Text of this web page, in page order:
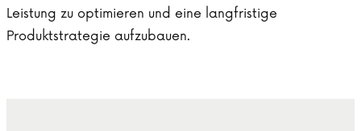
Leistung zu optimieren und eine langfristige
Produktstrategie aufzubauen.